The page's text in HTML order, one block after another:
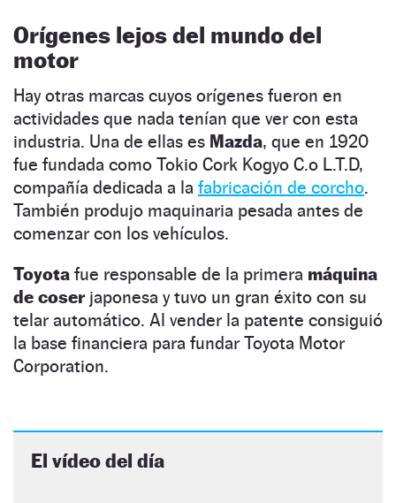
Orígenes lejos del mundo del
motor
Hay otras marcas cuyos orígenes fueron en
actividades que nada tenían que ver con esta
industria. Una de ellas es Mazda, que en 1920
fue fundada como Tokio Cork Kogyo C.o L.T.D,
compañía dedicada a la fabricación de corcho.
También produjo maquinaria pesada antes de
comenzar con los vehículos.
Toyota fue responsable de la primera máquina
de coserjaponesa y tuvo un gran éxito con su
telar automático. Al vender la patente consiguió
la base financiera para fundar Toyota Motor
Corporation.
El vídeo del día